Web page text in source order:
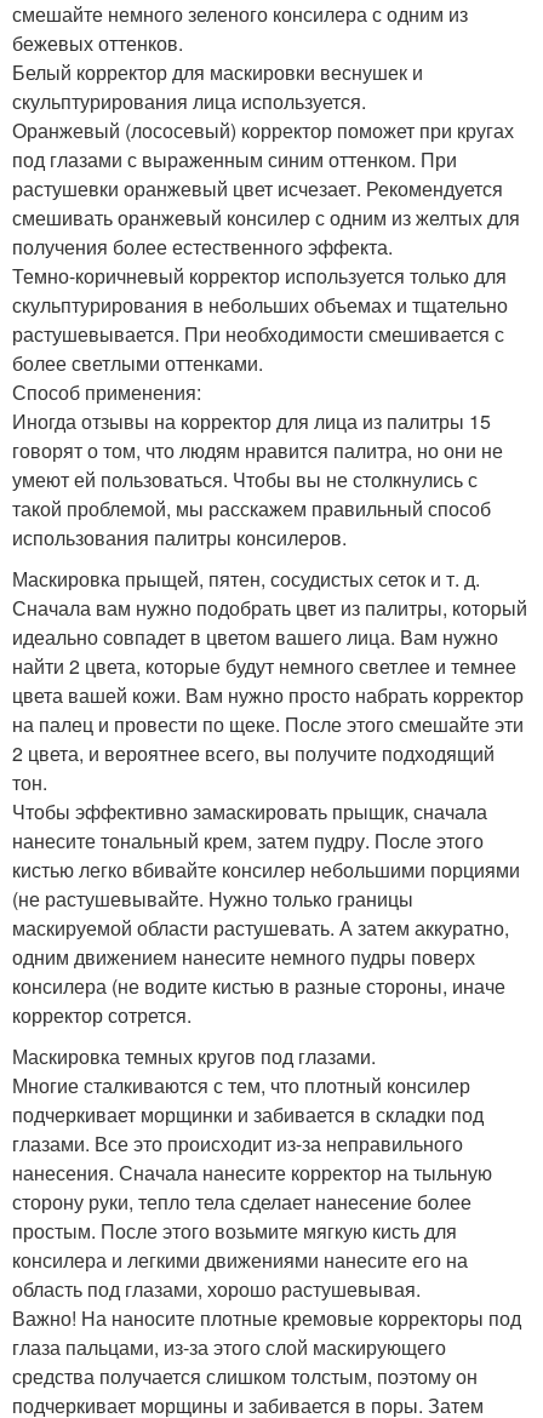
смешайте немного зеленого консилера с одним из
бежевых оттенков.
Белый корректор для маскировки веснушек и
скульптурирования лица используется.
Оранжевый (лососевый) корректор поможет при кругах
под глазами с выраженным синим оттенком. При
растушевки оранжевый цвет исчезает. Рекомендуется
смешивать оранжевый консилер с одним из желтых для
получения более естественного эффекта.
Темно-коричневый корректор используется только для
скульптурирования в небольших объемах и тщательно
растушевывается. При необходимости смешивается с
более светлыми оттенками.
Способ применения:
Иногда отзывы на корректор для лица из палитры 15
говорят о том, что людям нравится палитра, но они не
умеют ей пользоваться. Чтобы вы не столкнулись с
такой проблемой, мы расскажем правильный способ
использования палитры консилеров.
Маскировка прыщей, пятен, сосудистых сеток и т. д.
Сначала вам нужно подобрать цвет из палитры, который
идеально совпадет в цветом вашего лица. Вам нужно
найти 2 цвета, которые будут немного светлее и темнее
цвета вашей кожи. Вам нужно просто набрать корректор
на палец и провести по щеке. После этого смешайте эти
2 цвета, и вероятнее всего, вы получите подходящий
тон.
Чтобы эффективно замаскировать прыщик, сначала
нанесите тональный крем, затем пудру. После этого
кистью легко вбивайте консилер небольшими порциями
(не растушевывайте. Нужно только границы
маскируемой области растушевать. А затем аккуратно,
одним движением нанесите немного пудры поверх
консилера (не водите кистью в разные стороны, иначе
корректор сотрется.
Маскировка темных кругов под глазами.
Многие сталкиваются с тем, что плотный консилер
подчеркивает морщинки и забивается в складки под
глазами. Все это происходит из-за неправильного
нанесения. Сначала нанесите корректор на тыльную
сторону руки, тепло тела сделает нанесение более
простым. После этого возьмите мягкую кисть для
консилера и легкими движениями нанесите его на
область под глазами, хорошо растушевывая.
Важно! На наносите плотные кремовые корректоры под
глаза пальцами, из-за этого слой маскирующего
средства получается слишком толстым, поэтому он
подчеркивает морщины и забивается в поры. Затем